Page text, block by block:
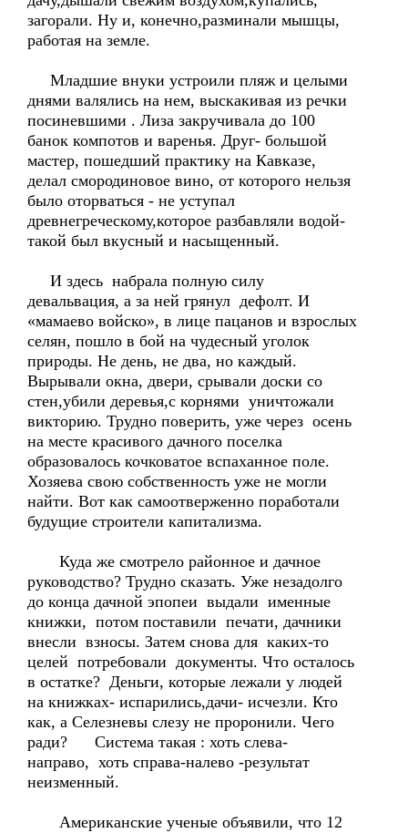
загорали. Ну и, конечно,разминали мышцы,
работая на земле.
Младшие внуки устроили пляж и целыми
днями валялись на нем, выскакивая из речки
посиневшими . Лиза закручивала до 100
банок компотов и варенья. Друг- большой
мастер, пошедший практику на Кавказе,
делал смородиновое вино, от которого нельзя
было оторваться - не уступал
древнегреческому,которое разбавляли водой-
такой был вкусный и насыщенный.
И здесь набрала полную силу
девальвация, а за ней грянул дефолт. И
«мамаево войско», в лице пацанов и взрослых
селян, пошло в бой на чудесный уголок
природы. Не день, не два, но каждый.
Вырывали окна, двери, срывали доски со
стен,убили деревья,с корнями уничтожали
викторию. Трудно поверить, уже через осень
на месте красивого дачного поселка
образовалось кочковатое вспаханное поле.
Хозяева свою собственность уже не могли
найти. Вот как самоотверженно поработали
будущие строители капитализма.
Куда же смотрело районное и дачное
руководство? Трудно сказать. Уже незадолго
до конца дачной эпопеи выдали именные
книжки, потом поставили печати, дачники
внесли взносы. Затем снова для каких-то
целей потребовали документы. Что осталось
в остатке? Деньги, которые лежали у людей
на книжках- испарились,дачи- исчезли. Кто
как, а Селезневы слезу не проронили. Чего
ради? Система такая : хоть слева-
направо, хоть справа-налево -результат
неизменный.
Американские ученые объявили, что 12